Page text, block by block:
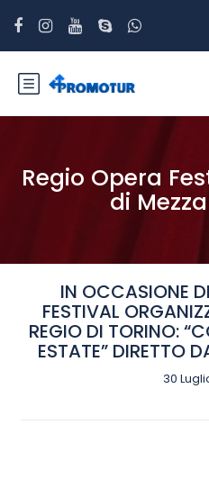
Regio Opera
di
IN OCCASIONE
FESTIVAL
REGIO DI TORINO:
ESTATE” DIRETTO
30